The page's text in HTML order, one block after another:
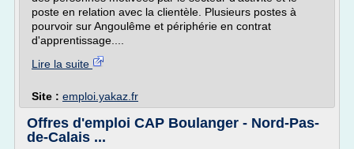
poste en relation avec la clientèle. Plusieurs postes à
pourvoir sur Angoulême et périphérie en contrat
d'apprentissage....
Lire la suite
Site : emploi.yakaz.fr
Offres d'emploi CAP Boulanger - Nord-Pas-
de-Calais ...